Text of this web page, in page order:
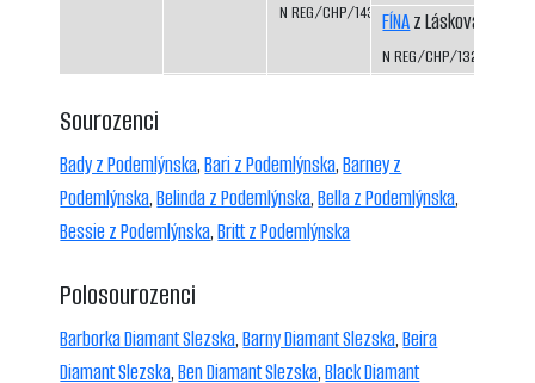
N REG/CHP/1435/07/09
FÍNAz Láskova
N REG/CHP/1325/03/
Sourozenci
Bady z Podemlýnska,Bari z Podemlýnska,Barney z
Podemlýnska,Belinda z Podemlýnska,Bella z Podemlýnska,
Bessie z Podemlýnska,Britt z Podemlýnska
Polosourozenci
Barborka Diamant Slezska,Barny Diamant Slezska,Beira
Diamant Slezska,Ben Diamant Slezska,Black Diamant